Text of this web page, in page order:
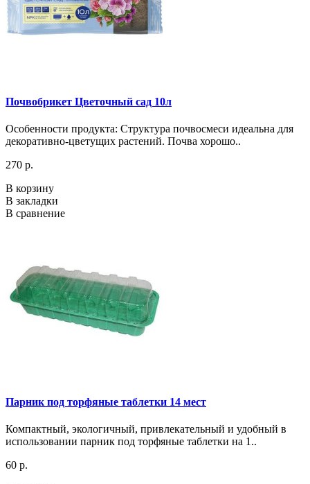
Почвобрикет Цветочный сад 10л
Особенности продукта: Структура почвосмеси идеальна для
декоративно-цветущих растений. Почва хорошо..
270 р.
В корзину
В закладки
В сравнение
Парник под торфяные таблетки 14 мест
Компактный, экологичный, привлекательный и удобный в
использовании парник под торфяные таблетки на 1..
60 р.